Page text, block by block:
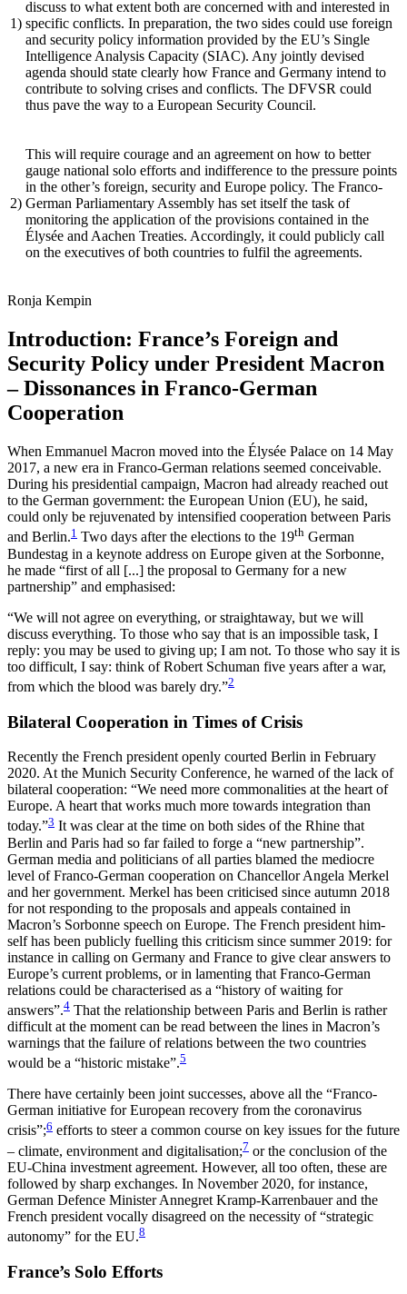
1)
discuss to what extent both are concerned with and interested in
specific conflicts. In prepa­ration, the two sides could use foreign
and security policy information provided by the EU’s Single
Intelligence Analysis Capacity (SIAC). Any jointly devised
agenda should state clearly how France and Germany intend to
contribute to solving crises and conflicts. The DFVSR could
thus pave the way to a European Security Council.
2)
This will require courage and an agreement on how to better
gauge national solo efforts and in­difference to the pressure points
in the other’s foreign, security and Europe policy. The Franco-
German Parliamentary Assembly has set itself the task of
monitoring the application of the provi­sions contained in the
Élysée and Aachen Treaties. Accordingly, it could publicly call
on the executives of both countries to fulfil the agreements.
Ronja Kempin
Introduction: France’s Foreign and
Security Policy under President Macron
– Dissonances in Franco-German
Cooperation
When Emmanuel Macron moved into the Élysée Palace on 14 May
2017, a new era in Franco-German relations seemed conceivable.
During his presidential campaign, Macron had already reached out
to the Ger­man government: the European Union (EU), he said,
could only be rejuvenated by intensified co­opera­tion between Paris
and Berlin.1 Two days after the elections to the 19th German
Bundestag in a key­note address on Europe given at the Sorbonne,
he made “first of all [...] the proposal to Germany for a new
partnership” and emphasised:
“We will not agree on everything, or straightaway, but we will
discuss everything. To those who say that is an impossible task, I
reply: you may be used to giving up; I am not. To those who say it is
too difficult, I say: think of Robert Schuman five years after a war,
from which the blood was barely dry.”2
Bilateral Cooperation in Times of Crisis
Recently the French president openly courted Berlin in February
2020. At the Munich Security Conference, he warned of the lack of
bilateral cooperation: “We need more commonalities at the heart of
Europe. A heart that works much more towards integration than
today.”3 It was clear at the time on both sides of the Rhine that
Berlin and Paris had so far failed to forge a “new partnership”.
German media and poli­ticians of all parties blamed the mediocre
level of Franco-German cooperation on Chancellor Angela Merkel
and her government. Merkel has been criti­cised since autumn 2018
for not responding to the proposals and appeals contained in
Macron’s Sor­bonne speech on Europe. The French president him­
self has been publicly fuelling this criticism since summer 2019: for
instance in calling on Germany and France to give clear answers to
Europe’s current prob­lems, or in lamenting that Franco-German
relations could be characterised as a “history of waiting for
answers”.4 That the relationship between Paris and Berlin is rather
difficult at the moment can be read between the lines in Macron’s
warnings that the failure of relations between the two countries
would be a “historic mistake”.5
There have certainly been joint successes, above all the “Franco-
German initiative for European recovery from the coronavirus
crisis”;6 efforts to steer a com­mon course on key issues for the future
– climate, environment and digitalisation;7 or the conclusion of the
EU-China investment agreement. However, all too often, these are
followed by sharp exchanges. In No­vember 2020, for instance,
German Defence Minister Annegret Kramp-Karrenbauer and the
French presi­dent vocally disagreed on the necessity of “strategic
autonomy” for the EU.8
France’s Solo Efforts